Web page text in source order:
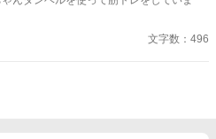
文字数：496